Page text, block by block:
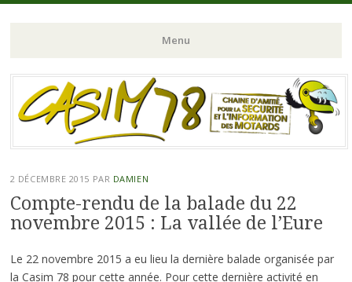
Menu
Aller
au
contenu
2 DÉCEMBRE 2015 PAR DAMIEN
Compte-rendu de la balade du 22
novembre 2015 : La vallée de l’Eure
Le 22 novembre 2015 a eu lieu la dernière balade organisée par
la Casim 78 pour cette année. Pour cette dernière activité en